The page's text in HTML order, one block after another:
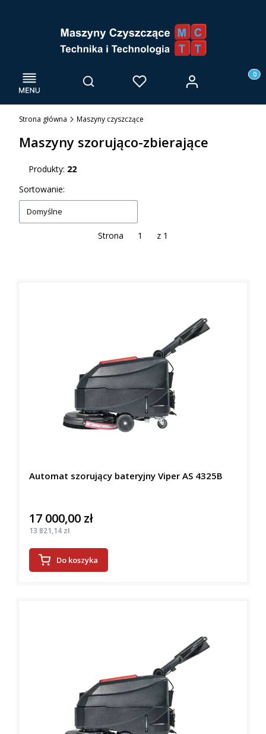
Menu Otwórz wyszukiwarkę
Szukaj Ulubione Zaloguj się
Strona główna Maszyny czyszczące
Maszyny szorująco-zbierające
Produkty: 22
Lista produktów
Sortowanie:
Domyślne
Strona z 1
Automat szorujący bateryjny Viper AS 4325B
Cena
17 000,00 zł
Cena
13 821,14 zł
Do koszyka